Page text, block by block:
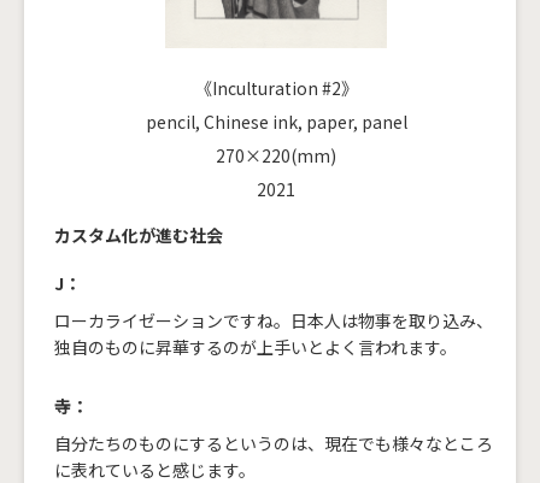
《Inculturation #2》
pencil, Chinese ink, paper, panel
270×220(mm)
2021
カスタム化が進む社会
J：
ローカライゼーションですね。日本人は物事を取り込み、
独自のものに昇華するのが上手いとよく言われます。
寺：
自分たちのものにするというのは、現在でも様々なところ
に表れていると感じます。